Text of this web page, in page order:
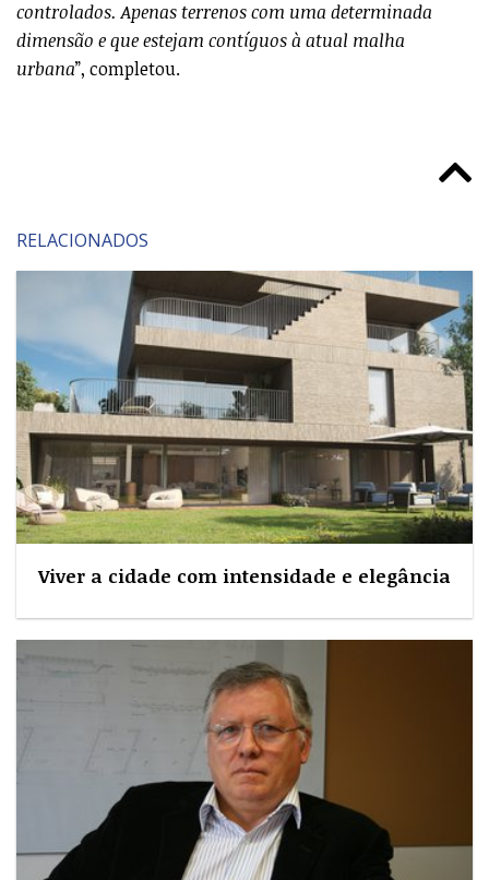
controlados. Apenas terrenos com uma determinada
dimensão e que estejam contíguos à atual malha
urbana”, completou.
RELACIONADOS
Viver a cidade com intensidade e elegância